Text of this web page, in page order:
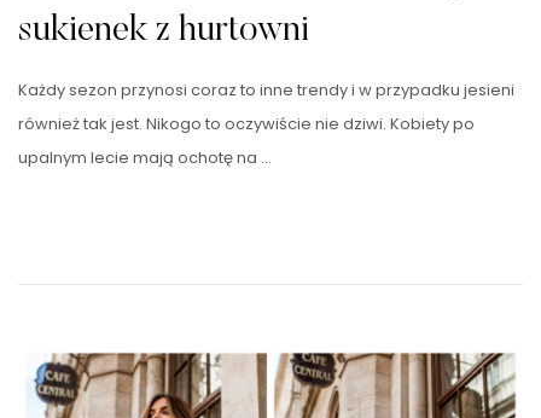
sukienek z hurtowni
Każdy sezon przynosi coraz to inne trendy i w przypadku jesieni
również tak jest. Nikogo to oczywiście nie dziwi. Kobiety po
upalnym lecie mają ochotę na …